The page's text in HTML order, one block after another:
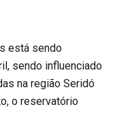
está sendo
sendo influenciado
na região Seridó
o reservatório